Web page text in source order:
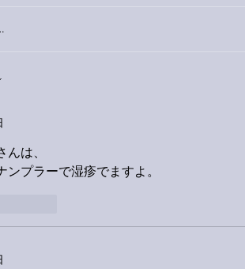
んは、
ンプラーで湿疹でますよ。